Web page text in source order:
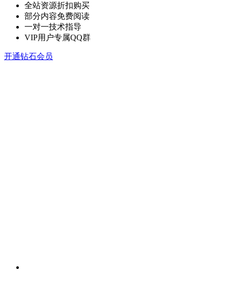
全站资源折扣购买
部分内容免费阅读
一对一技术指导
VIP用户专属QQ群
开通钻石会员